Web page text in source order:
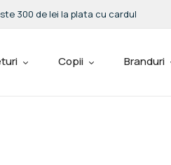
300 de lei la plata cu cardul
Copii Branduri